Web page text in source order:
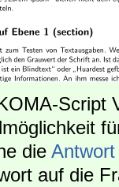
Script
die
auf die